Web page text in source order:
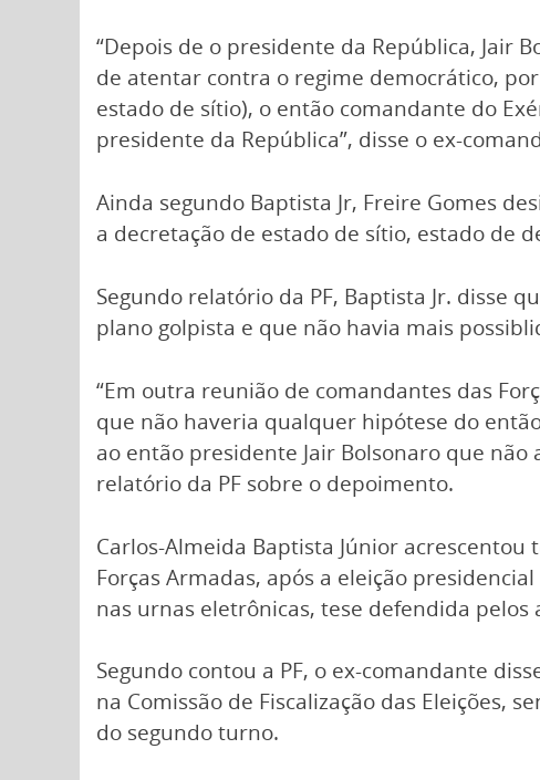
“Depois de o presidente da República, Jair
de atentar contra o regime democrático,
estado de sítio), o então comandante do
presidente da República”, disse o ex-
Ainda segundo Baptista Jr, Freire Gomes
a decretação de estado de sítio, estado de
Segundo relatório da PF, Baptista Jr. disse
plano golpista e que não havia mais
“Em outra reunião de comandantes das
que não haveria qualquer hipótese do
ao então presidente Jair Bolsonaro que
relatório da PF sobre o depoimento.
Carlos-Almeida Baptista Júnior
Forças Armadas, após a eleição
nas urnas eletrônicas, tese defendida
Segundo contou a PF, o ex-comandante
na Comissão de Fiscalização das Eleições,
do segundo turno.